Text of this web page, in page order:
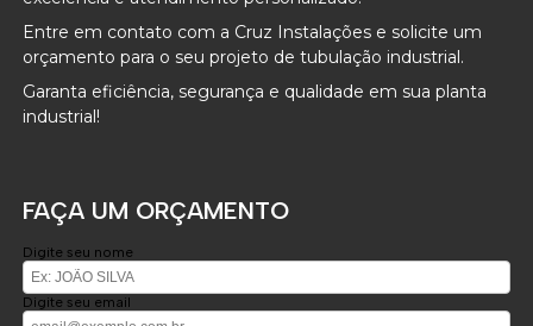
Entre em contato com a Cruz Instalações e solicite um
orçamento para o seu projeto de tubulação industrial.
Garanta eficiência, segurança e qualidade em sua planta
industrial!
FAÇA UM ORÇAMENTO
Digite seu nome
Digite seu email